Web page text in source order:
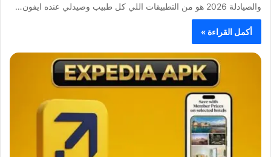
والصيادلة 2026 هو من التطبيقات اللي كل طبيب وصيدلي عنده ايفون…
أكمل القراءة »